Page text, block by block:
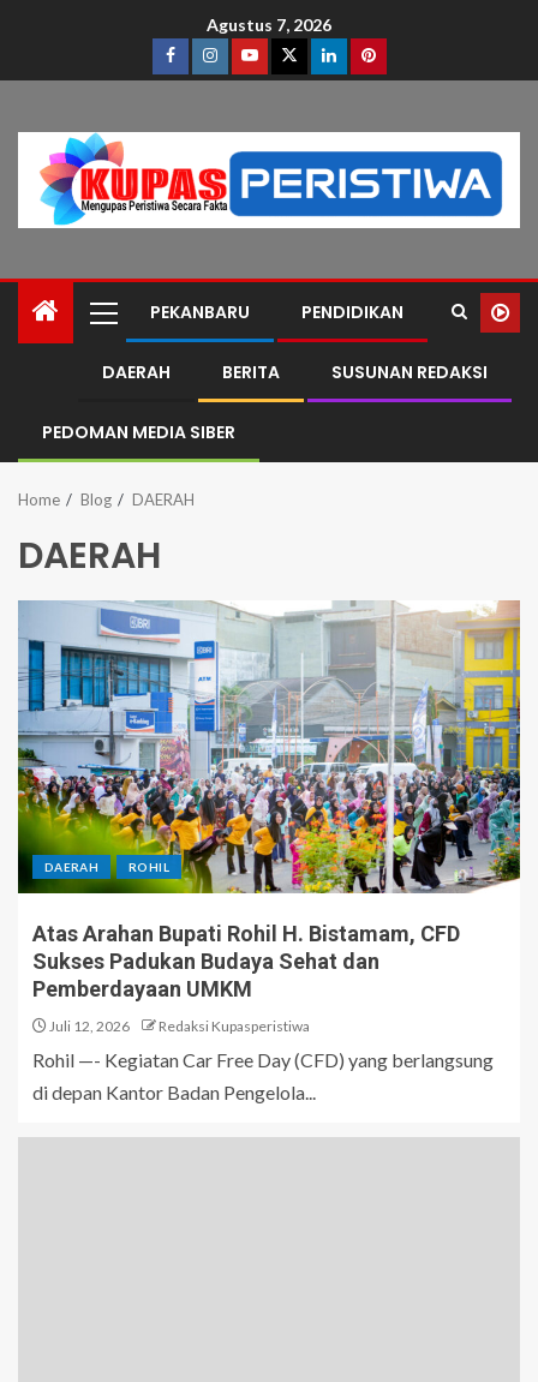
Agustus 7, 2026
PEKANBARU PENDIDIKAN
DAERAH BERITA SUSUNAN REDAKSI
PEDOMAN MEDIA SIBER
Home Blog DAERAH
DAERAH
DAERAH ROHIL
Atas Arahan Bupati Rohil H. Bistamam, CFD
Sukses Padukan Budaya Sehat dan
Pemberdayaan UMKM
Juli 12, 2026 Redaksi Kupasperistiwa
Rohil —- Kegiatan Car Free Day (CFD) yang berlangsung
di depan Kantor Badan Pengelola...